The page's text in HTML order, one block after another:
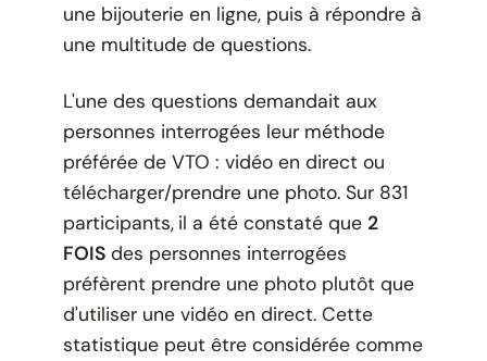
une bijouterie en ligne, puis à répondre à
une multitude de questions.
L'une des questions demandait aux
personnes interrogées leur méthode
préférée de VTO : vidéo en direct ou
télécharger/prendre une photo. Sur 831
participants, il a été constaté que 2
FOISdes personnes interrogées
préfèrent prendre une photo plutôt que
d'utiliser une vidéo en direct. Cette
statistique peut être considérée comme